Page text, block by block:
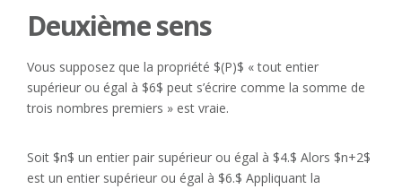
Deuxième sens
Vous supposez que la propriété $(P)$ « tout entier
supérieur ou égal à $6$ peut s’écrire comme la somme de
trois nombres premiers » est vraie.
Soit $n$ un entier pair supérieur ou égal à $4.$ Alors $n+2$
est un entier supérieur ou égal à $6.$ Appliquant la